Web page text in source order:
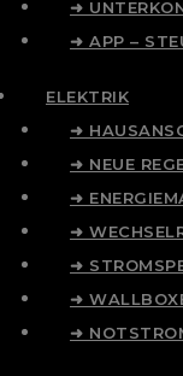
➜
➜ APP –
ELEKTRIK
➜
➜ NEUE
➜
➜
➜
➜
➜